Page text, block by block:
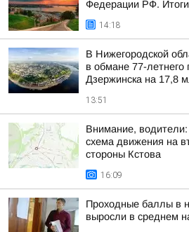
Федерации РФ.
14:18
В Нижегородской
в обмане 77-летнего
Дзержинска на 17,8
13:51
Внимание, водители:
схема движения на
стороны Кстова
16:09
Проходные баллы в
выросли в среднем